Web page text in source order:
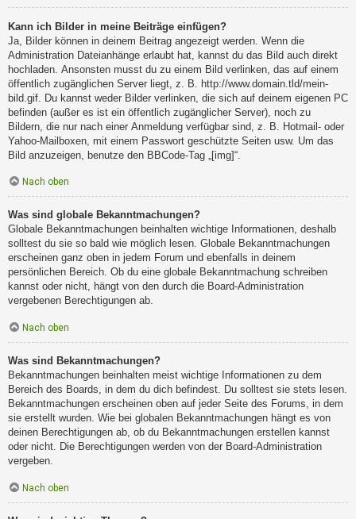
Kann ich Bilder in meine Beiträge einfügen?
Ja, Bilder können in deinem Beitrag angezeigt werden. Wenn die
Administration Dateianhänge erlaubt hat, kannst du das Bild auch direkt
hochladen. Ansonsten musst du zu einem Bild verlinken, das auf einem
öffentlich zugänglichen Server liegt, z. B. http://www.domain.tld/mein-
bild.gif. Du kannst weder Bilder verlinken, die sich auf deinem eigenen PC
befinden (außer es ist ein öffentlich zugänglicher Server), noch zu
Bildern, die nur nach einer Anmeldung verfügbar sind, z. B. Hotmail- oder
Yahoo-Mailboxen, mit einem Passwort geschützte Seiten usw. Um das
Bild anzuzeigen, benutze den BBCode-Tag „[img]“.
Nach oben
Was sind globale Bekanntmachungen?
Globale Bekanntmachungen beinhalten wichtige Informationen, deshalb
solltest du sie so bald wie möglich lesen. Globale Bekanntmachungen
erscheinen ganz oben in jedem Forum und ebenfalls in deinem
persönlichen Bereich. Ob du eine globale Bekanntmachung schreiben
kannst oder nicht, hängt von den durch die Board-Administration
vergebenen Berechtigungen ab.
Nach oben
Was sind Bekanntmachungen?
Bekanntmachungen beinhalten meist wichtige Informationen zu dem
Bereich des Boards, in dem du dich befindest. Du solltest sie stets lesen.
Bekanntmachungen erscheinen oben auf jeder Seite des Forums, in dem
sie erstellt wurden. Wie bei globalen Bekanntmachungen hängt es von
deinen Berechtigungen ab, ob du Bekanntmachungen erstellen kannst
oder nicht. Die Berechtigungen werden von der Board-Administration
vergeben.
Nach oben